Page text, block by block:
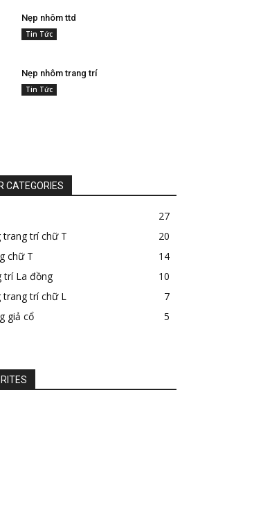
Nẹp nhôm ttd
Tin Tức
Nẹp nhôm trang trí
Tin Tức
CATEGORIES
27
trang trí chữ T
20
chữ T
14
trí La đồng
10
trang trí chữ L
7
giả cổ
5